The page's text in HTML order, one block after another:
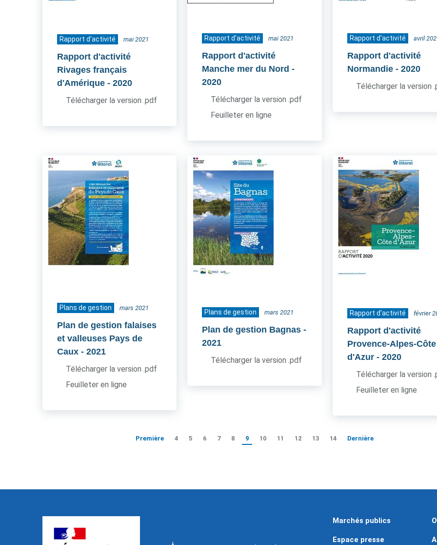
Rapport d'activité mai 2021
Rapport d'activité
Rivages français
d'Amérique - 2020
Télécharger la version .pdf
Rapport d'activité mai 2021
Rapport d'activité
Manche mer du Nord -
2020
Télécharger la version .pdf
Feuilleter en ligne
Rapport d'activité avril
Rapport d'activité
Normandie - 2020
Télécharger la version
Plans de gestion mars 2021
Plan de gestion falaises
et valleuses Pays de
Caux - 2021
Télécharger la version .pdf
Feuilleter en ligne
Plans de gestion mars 2021
Plan de gestion Bagnas -
2021
Télécharger la version .pdf
Rapport d'activité février
Rapport d'activité
Provence-Alpes-Côte
d'Azur - 2020
Télécharger la version
Feuilleter en ligne
Première 4 5 6 7 8 9 10 11 12 13 14 Dernière
Marchés publics
Espace presse